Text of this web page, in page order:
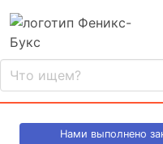
Нами выполнено